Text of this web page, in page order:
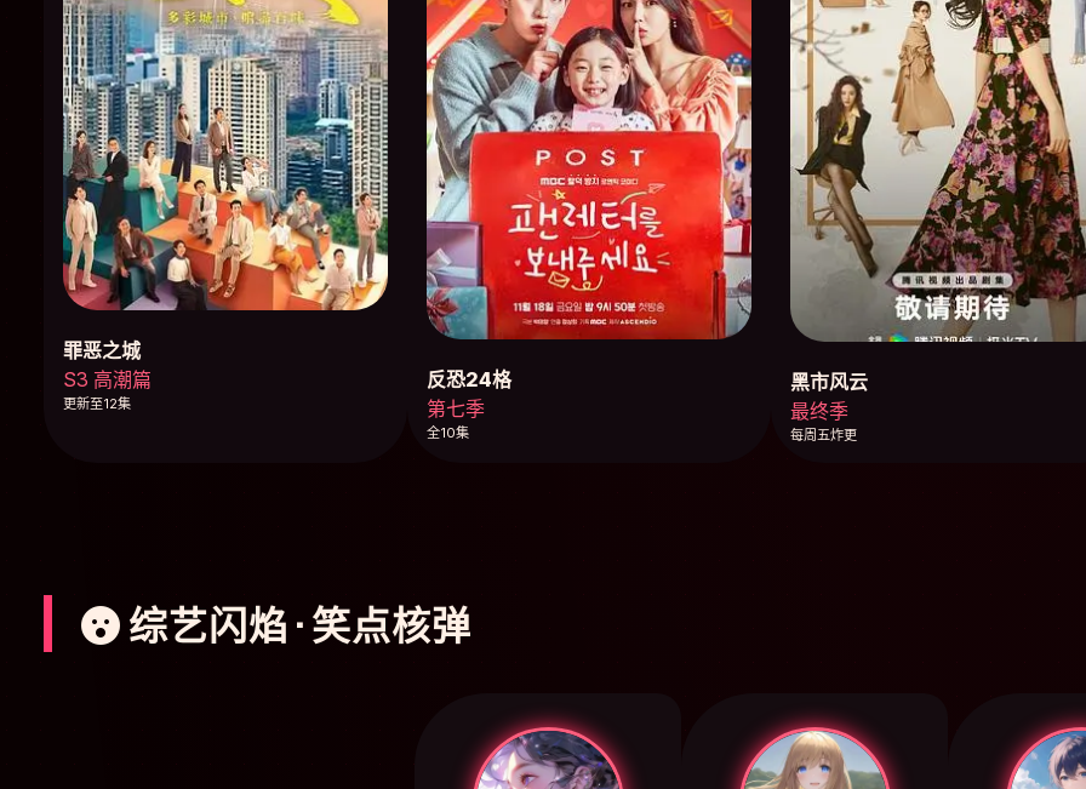
罪恶之城
S3 高潮篇
更新至12集
反恐24格
第七季
全10集
黑市风云
最终季
每周五炸更
综艺闪焰 · 笑点核弹